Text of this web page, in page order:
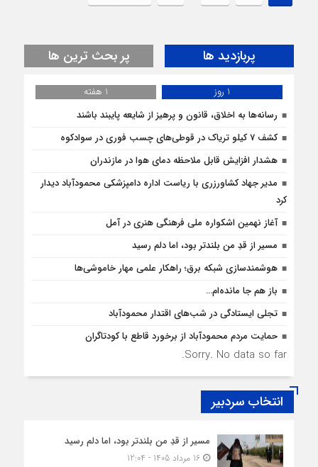
پربازدید ها پر بحث ترین ها
1 روز
1 هفته
رسانه‌ها به اخلاق، قانون و پرهیز از شایعه پایبند باشند
کشف 7 کیلو تریاک در قوطی‌‌های چسب فوری در سوادکوه
هشدار افزایش قابل ملاحظه دمای هوا در مازندران
مدیر جهاد کشاورزری با ریاست اداره دامپزشکی محمودآباد دیدار
کرد
آغاز نهمین اشکواره ملی فرهنگی هنری در آمل
مسیر از قدِ من بلندتر بود، اما دلم رسید
هوشمندسازی شبکه برق؛ راهکار علمی مهار خاموشی‌ها
باز هم جا مانده‌ام…
تجلی ایستادگی در شب‌های اقتدار محمودآباد
حمایت مردم محمودآباد از برخورد قاطع با کودتاگران
Sorry. No data so far.
انتخاب سردبیر
مسیر از قدِ من بلندتر بود، اما دلم رسید
16 مرداد 1405 - 12:04